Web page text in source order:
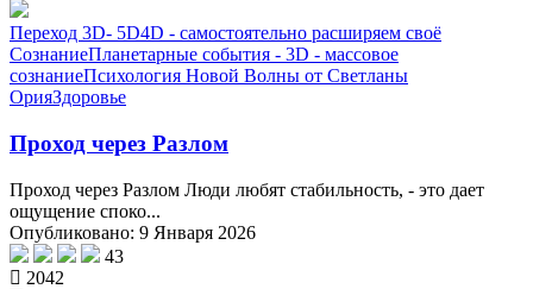
Переход 3D- 5D4D - самостоятельно расширяем своё
СознаниеПланетарные события - 3D - массовое
сознаниеПсихология Новой Волны от Светланы
ОрияЗдоровье
Проход через Разлом
Проход через Разлом Люди любят стабильность, - это дает
ощущение споко...
Опубликовано: 9 Января 2026
43
2042